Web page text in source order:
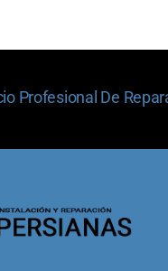
Profesional De